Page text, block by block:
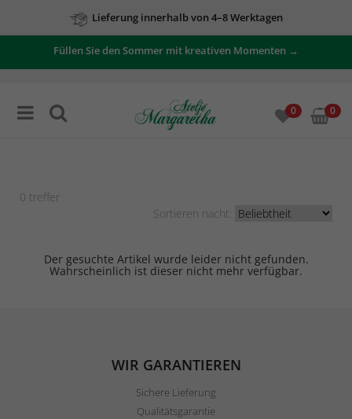
Lieferung innerhalb von 4–8 Werktagen
Füllen Sie den Sommer mit kreativen Momenten →
0 0
0 treffer
Sortieren nacht:
Der gesuchte Artikel wurde leider nicht gefunden.
Wahrscheinlich ist dieser nicht mehr verfügbar.
WIR GARANTIEREN
Sichere Lieferung
Qualitätsgarantie